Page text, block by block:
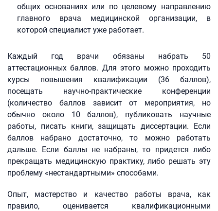
общих основаниях или по целевому направлению
главного врача медицинской организации, в
которой специалист уже работает.
Каждый год врачи обязаны набрать 50
аттестационных баллов. Для этого можно проходить
курсы повышения квалификации (36 баллов),
посещать научно-практические конференции
(количество баллов зависит от мероприятия, но
обычно около 10 баллов), публиковать научные
работы, писать книги, защищать диссертации. Если
баллов набрано достаточно, то можно работать
дальше. Если баллы не набраны, то придется либо
прекращать медицинскую практику, либо решать эту
проблему «нестандартными» способами.
Опыт, мастерство и качество работы врача, как
правило, оценивается квалификационными